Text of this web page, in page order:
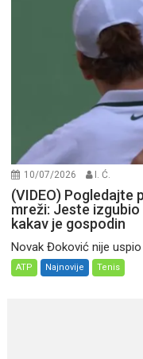
10/07/2026 I. Ć.
(VIDEO) Pogledajte
mreži: Jeste
kakav je gospodin
Novak Đoković nije
ATP Najnovije Tenis